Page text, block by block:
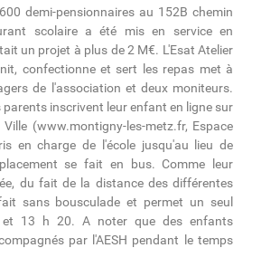
demi-pensionnaires au 152B chemin
scolaire a été mis en service en
un projet à plus de 2 M€. L'Esat Atelier
confectionne et sert les repas met à
de l'association et deux moniteurs.
parents inscrivent leur enfant en ligne sur
(www.montigny-les-metz.fr, Espace
en charge de l'école jusqu'au lieu de
se fait en bus. Comme leur
du fait de la distance des différentes
sans bousculade et permet un seul
et 13 h 20. A noter que des enfants
par l'AESH pendant le temps